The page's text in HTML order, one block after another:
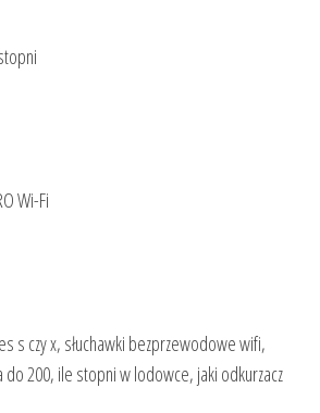
Wi-Fi
s czy x, słuchawki bezprzewodowe wifi,
do 200, ile stopni w lodowce, jaki odkurzacz